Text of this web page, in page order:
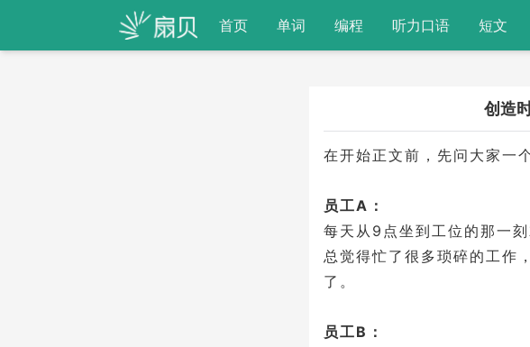
首页 单词 编程 听力口语 短文
创造
在开始正文前，先问大家一
员工A：
每天从9点坐到工位的那一
总觉得忙了很多琐碎的工作
了。
员工B：